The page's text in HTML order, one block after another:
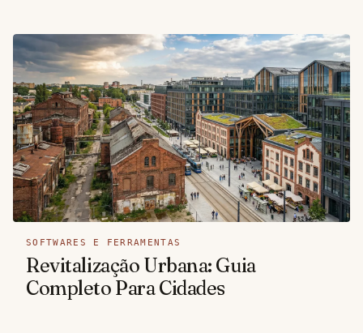
SOFTWARES E FERRAMENTAS
Revitalização Urbana: Guia
Completo Para Cidades